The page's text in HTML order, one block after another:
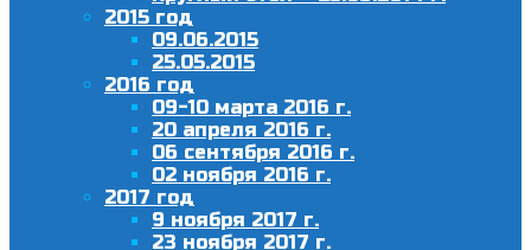
2015 год
09.06.2015
25.05.2015
2016 год
09-10 марта 2016 г.
20 апреля 2016 г.
06 сентября 2016 г.
02 ноября 2016 г.
2017 год
9 ноября 2017 г.
23 ноября 2017 г.